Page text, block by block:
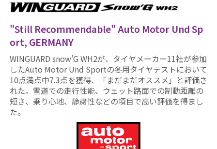
"Still Recommendable" Auto Motor Und Sp
ort, GERMANY
WINGUARD snow'G WH2が、タイヤメーカー11社が参加
したAuto Motor Und Sportの冬用タイヤテストにおいて
10点満点中7.3点を獲得、「まだまだオススメ」と評価さ
れた。雪道での走行性能、ウェット路面での制動距離の
短さ、乗り心地、静粛性などの項目で高い評価を得まし
た。